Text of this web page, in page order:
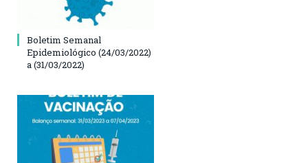
Boletim Semanal
Epidemiológico (24/03/2022)
a (31/03/2022)